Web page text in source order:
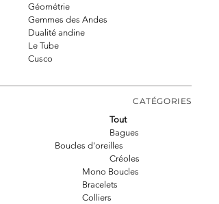
Géométrie
Gemmes des Andes
Dualité andine
Le Tube
Cusco
CATÉGORIES
Tout
Bagues
Boucles d'oreilles
Créoles
Mono Boucles
Bracelets
Colliers